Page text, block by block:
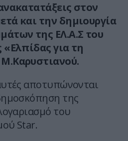
στον
και την δημιουργία
της ΕΛ.Α.Σ του
για τη
αποτυπώνονται
της
του
Star.